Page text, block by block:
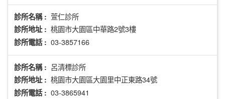
診所名稱 : 萱仁診所
診所地址 : 桃園市大園區中華路2號3樓
診所電話 : 03-3857166
診所名稱 : 呂清標診所
診所地址 : 桃園市大園區大園里中正東路34號
診所電話 : 03-3865941